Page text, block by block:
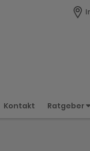
Kontakt Ratgeber